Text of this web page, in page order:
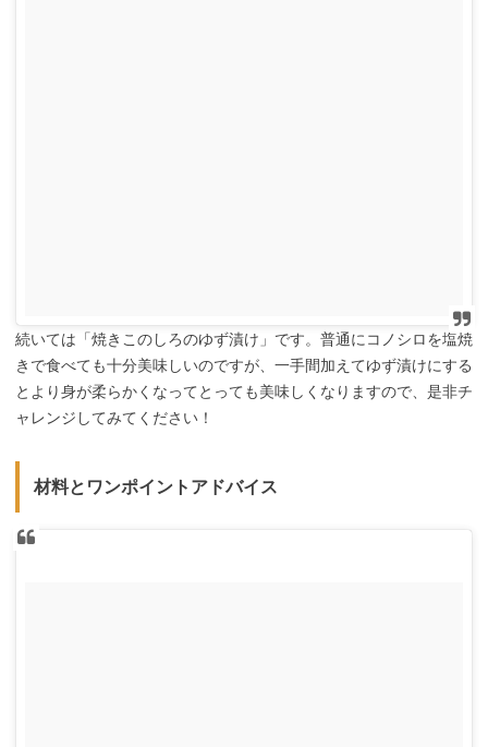
続いては「焼きこのしろのゆず漬け」です。普通にコノシロを塩焼
きで食べても十分美味しいのですが、一手間加えてゆず漬けにする
とより身が柔らかくなってとっても美味しくなりますので、是非チ
ャレンジしてみてください！
材料とワンポイントアドバイス